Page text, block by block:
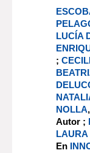
LUCÍA
;
NOLLA
Autor ;
LAURA
En